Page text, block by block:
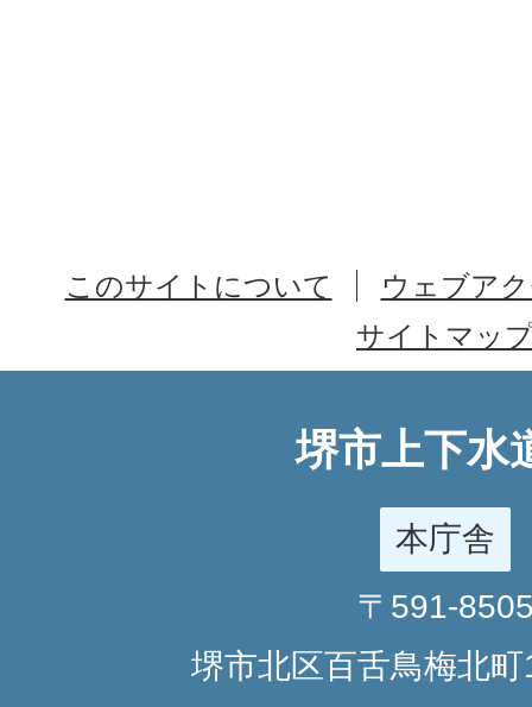
このサイトについて
ウェブア
サイトマッ
堺市上下水
本庁舎
〒591-
堺市北区百舌鳥梅北